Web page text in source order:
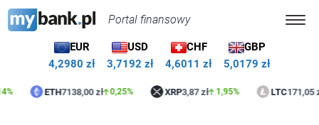
Portal finansowy
EUR
4,2980 zł
USD
3,7192 zł
CHF
4,6011 zł
GBP
5,0179 zł
ETH 7138,00 zł 0,25% XRP 3,87 zł 1,95% LTC 171,05 zł